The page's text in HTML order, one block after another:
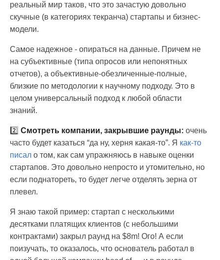
реальный мир таков, что это зачастую довольно
скучные (в категориях текранча) стартапы и бизнес-
модели.
Самое надежное - опираться на данные. Причем не
на субъективные (типа опросов или непонятных
отчетов), а объективные-обезличенные-полные,
близкие по методологии к научному подходу. Это в
целом универсальный подход к любой области
знаний.
2️⃣ Смотреть компании, закрывшие раунды: очень
часто будет казаться “да ну, херня какая-то”. Я как-то
писал о том, как сам упражняюсь в навыке оценки
стартапов. Это довольно непросто и утомительно, но
если поднатореть, то будет легче отделять зерна от
плевел.
Я знаю такой пример: стартап с несколькими
десятками платящих клиентов (с небольшими
контрактами) закрыл раунд на $8m! Ого! А если
поизучать, то оказалось, что основатель работал в